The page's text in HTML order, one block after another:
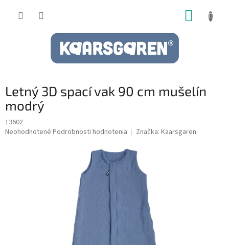
Letný 3D spací vak 90 cm mušelín
modrý
13602
Priemerné
Neohodnotené Podrobnosti hodnotenia Značka: Kaarsgaren